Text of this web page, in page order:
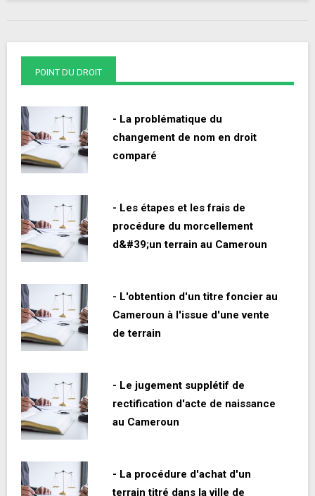
POINT DU DROIT
- La problématique du
changement de nom en droit
comparé
- Les étapes et les frais de
procédure du morcellement
d&#39;un terrain au Cameroun
- L'obtention d'un titre foncier au
Cameroun à l'issue d'une vente
de terrain
- Le jugement supplétif de
rectification d'acte de naissance
au Cameroun
- La procédure d'achat d'un
terrain titré dans la ville de